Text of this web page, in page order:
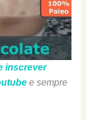
inscrever
e sempre